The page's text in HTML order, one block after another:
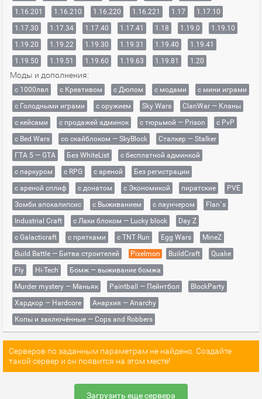
1.16.201
1.16.210 1.16.220 1.16.221 1.17
1.17.10
1.17.30
1.17.34 1.17.40 1.17.41 1.18 1.19.0
1.19.10
1.19.20
1.19.22 1.19.30 1.19.31 1.19.40
1.19.41
1.19.50
1.19.51 1.19.60 1.19.63 1.19.81 1.20
Моды и дополнения:
с 1000лвл c Креативом с Дюпом с модами
с мини играми
с Голодными играми
с оружием Sky Wars
ClanWar — Кланы
с кейсами
с продажей админок с тюрьмой — Prison
с PvP
с Bed Wars
со скайблоком — SkyBlock
Сталкер — Stalker
ГТА 5 — GTA
Без WhiteList
с бесплатной админкой
с паркуром
с RPG с ареной
Без регистрации
с ареной сплиф
с донатом с Экономикой пиратские
PVE
Зомби апокалипсис
с Выживанием с лаунчером
Flan`s
Industrial Craft
с Лаки блоком — Lucky block
Day Z
с Galacticraft
с прятками с TNT Run Egg Wars
MineZ
Build Battle — Битва строителей
Pixelmon BuildCraft
Quake
Fly
Hi-Tech
Бомж — выживание бомжа
Murder mystery — Маньяк
Paintball — Пейнтбол
BlockParty
Хардкор — Hardcore
Анархия — Anarchy
Копы и заключённые — Cops and Robbers
Серверов по заданным параметрам не найдено. Создайте
такой сервер и он появится на этом месте!
Загрузить еще сервера